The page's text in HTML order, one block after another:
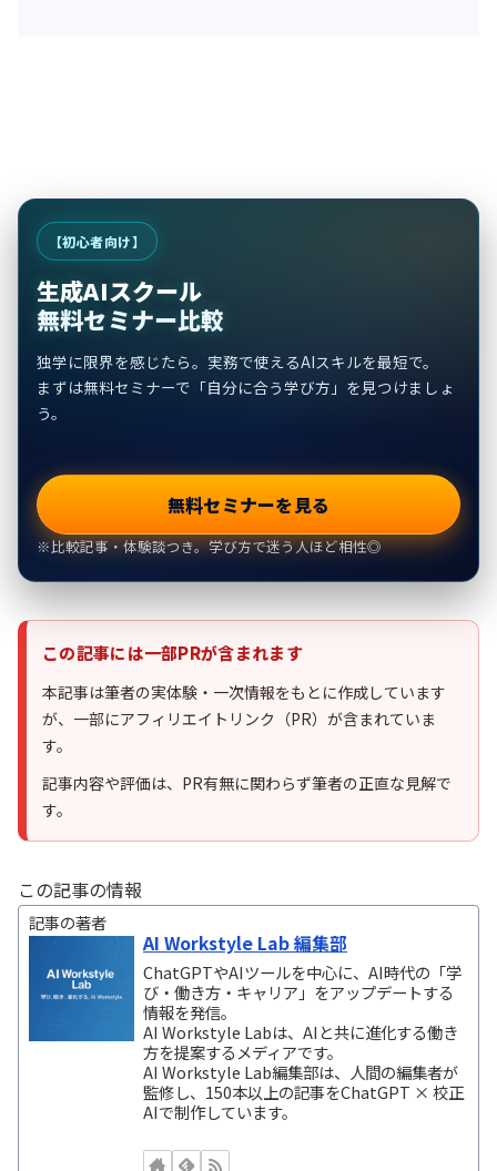
【初心者向け】
生成AIスクール
無料セミナー比較
独学に限界を感じたら。実務で使えるAIスキルを最短で。
まずは無料セミナーで「自分に合う学び方」を見つけましょ
う。
無料セミナーを見る
※比較記事・体験談つき。学び方で迷う人ほど相性◎
この記事には一部PRが含まれます
本記事は筆者の実体験・一次情報をもとに作成しています
が、一部にアフィリエイトリンク（PR）が含まれていま
す。
記事内容や評価は、PR有無に関わらず筆者の正直な見解で
す。
この記事の情報
記事の著者
AI Workstyle Lab 編集部
ChatGPTやAIツールを中心に、AI時代の「学
び・働き方・キャリア」をアップデートする
情報を発信。
AI Workstyle Labは、AIと共に進化する働き
方を提案するメディアです。
AI Workstyle Lab編集部は、人間の編集者が
監修し、150本以上の記事をChatGPT × 校正
AIで制作しています。